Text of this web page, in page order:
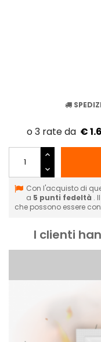
€
Con l'acquisto di
a 5 punti fedeltà .
che possono essere
I clienti